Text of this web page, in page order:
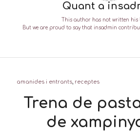
Quant a
This author has not written his
But we are proud to say that insadmin
amanides i entrants, receptes
Trena de
de